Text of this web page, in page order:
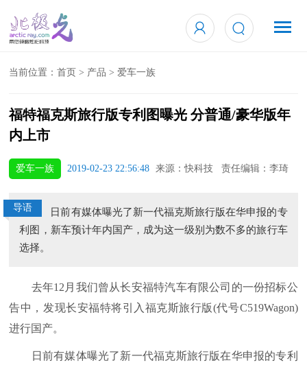
当前位置：首页 > 产品 >爱车一族
福特福克斯旅行版专利图曝光 分普通/豪华版年
内上市
爱车一族 2019-02-23 22:56:48 来源：快科技 责任编辑：李琦
导语
日前有媒体曝光了新一代福克斯旅行版在华申报的专
利图，新车预计年内国产，成为这一级别为数不多的旅行车
选择。
去年12月我们曾从长安福特汽车有限公司的一份招标公
告中，发现长安福特将引入福克斯旅行版(代号C519Wagon)
进行国产。
日前有媒体曝光了新一代福克斯旅行版在华申报的专利